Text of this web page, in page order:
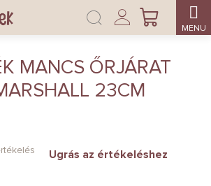
KOSÁR
Bejelentkezés
MANCS ŐRJÁRAT
23CM
Ugrás az értékeléshez